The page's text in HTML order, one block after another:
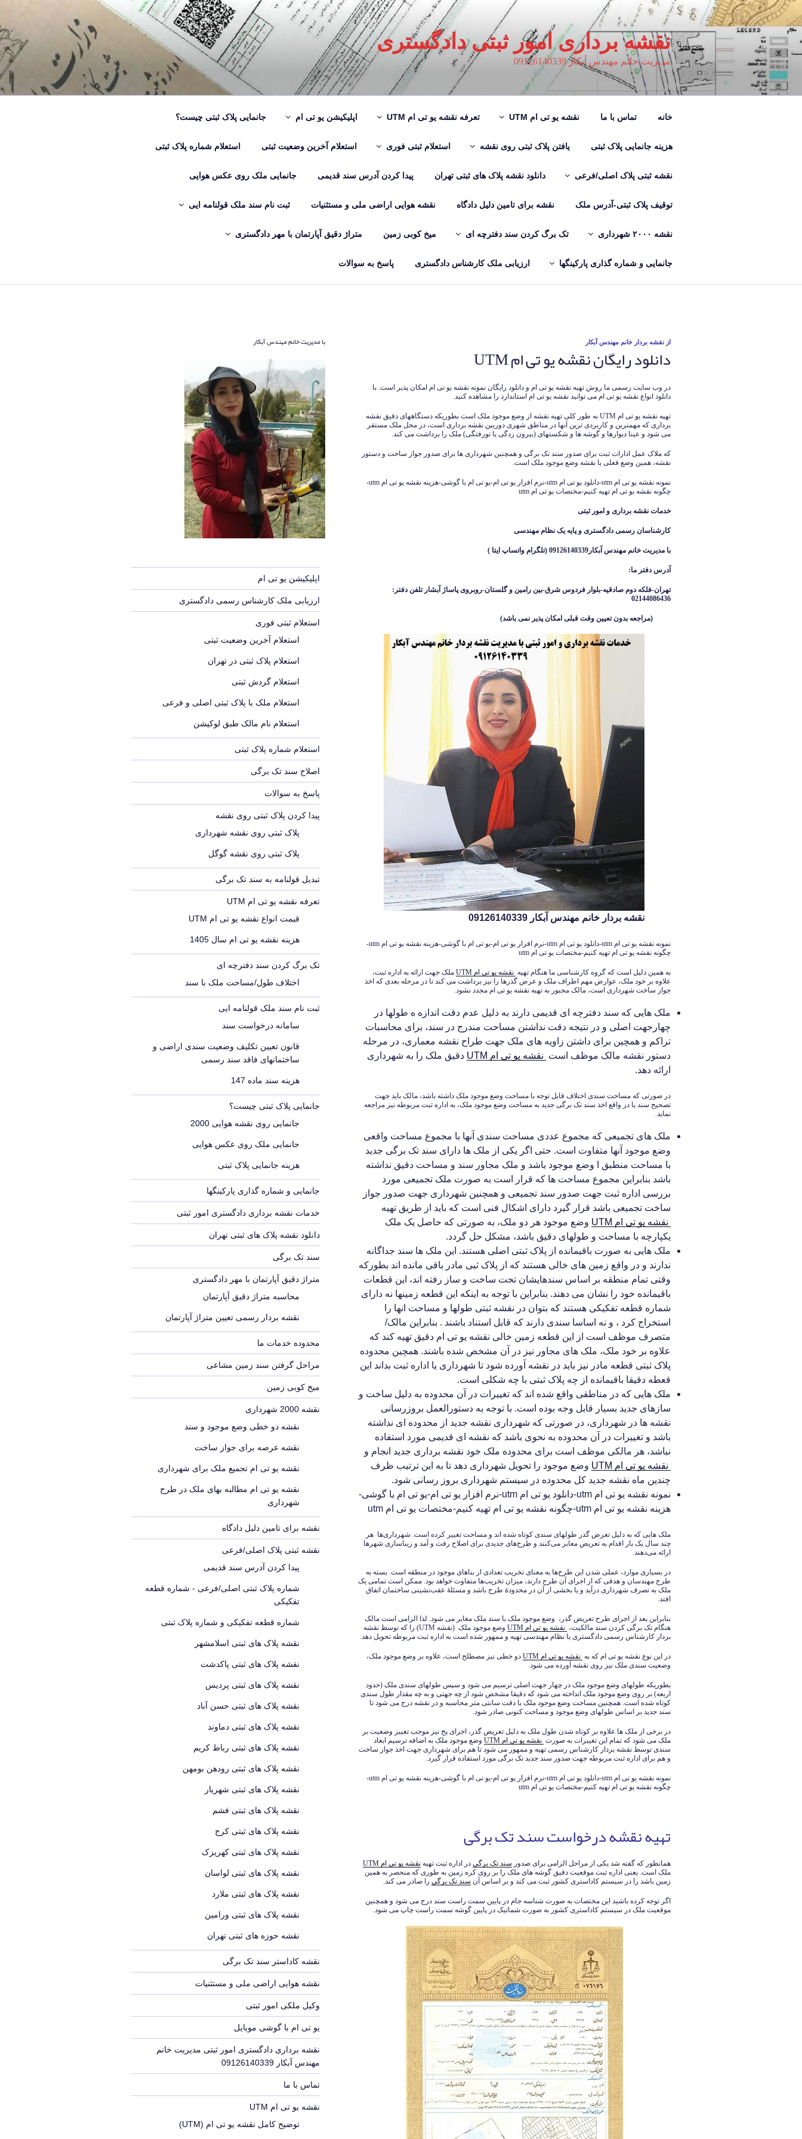
رفتن
به
محتوا
نقشه برداری امور ثبتی دادگستری
مدیریت خانم مهندس آبکار 09126140339
خانه تماس با ما نقشه یو تی ام UTM تعرفه نقشه یو تی ام UTM اپلیکیشن یو تی ام جانمایی پلاک ثبتی چیست؟
هزینه جانمایی پلاک ثبتی یافتن پلاک ثبتی روی نقشه استعلام ثبتی فوری استعلام آخرین وضعیت ثبتی استعلام شماره پلاک ثبتی
نقشه ثبتی پلاک اصلی/فرعی دانلود نقشه پلاک های ثبتی تهران پیدا کردن آدرس سند قدیمی جانمایی ملک روی عکس هوایی
توقیف پلاک ثبتی-آدرس ملک نقشه برای تامین دلیل دادگاه نقشه هوایی اراضی ملی و مستثنیات ثبت نام سند ملک قولنامه ایی
نقشه ۲۰۰۰ شهرداری تک برگ کردن سند دفترچه ای میخ کوبی زمین متراژ دقیق آپارتمان با مهر دادگستری
جانمایی و شماره گذاری پارکینگها ارزیابی ملک کارشناس دادگستری پاسخ به سوالات
نوشته‌شده
از نقشه بردار خانم مهندس آبکار
دانلود رایگان نقشه یو تی ام UTM
در وب سایت رسمی ما روش تهیه نقشه یو تی ام و دانلود رایگان نمونه نقشه یو تی ام امکان پذیر است. با
دانلود انواع نقشه یو تی ام می توانید نقشه یو تی ام استاندارد را مشاهده کنید.
تهیه نقشه یو تی ام UTM به طور کلی تهیه نقشه از وضع موجود ملک است بطوریکه دستگاههای دقیق نقشه
برداری که مهمترین و کاربردی ترین آنها در مناطق شهری دوربین نقشه برداری است، در محل ملک مستقر
می شود و عینا دیوارها و گوشه ها و شکستهای (بیرون زدگی یا تورفتگی) ملک را برداشت می کند.
که ملاک عمل ادارات ثبت برای صدور سند تک برگی و همچنین شهرداری ها برای صدور جواز ساخت و دستور
نقشه، همین وضع فعلی یا نقشه وضع موجود ملک است.
نمونه نقشه یو تی ام utm-دانلود یو تی ام utm-نرم افزار یو تی ام-یو تی ام با گوشی-هزینه نقشه یو تی ام utm-
چگونه نقشه یو تی ام تهیه کنیم-مختصات یو تی ام utm
خدمات نقشه برداری و امور ثبتی
کارشناسان رسمی دادگستری و پایه یک نظام مهندسی
با مدیریت خانم مهندس آبکار09126140339 (تلگرام واتساپ ایتا )
آدرس دفتر ما:
تهران-فلکه دوم صادقیه-بلوار فردوس شرق-بین رامین و گلستان-روبروی پاساژ آبشار تلفن دفتر:
02144086436
(مراجعه بدون تعیین وقت قبلی امکان پذیر نمی باشد)
نقشه بردار خانم مهندس آبکار 09126140339
نمونه نقشه یو تی ام utm-دانلود یو تی ام utm-نرم افزار یو تی ام-یو تی ام با گوشی-هزینه نقشه یو تی ام utm-
چگونه نقشه یو تی ام تهیه کنیم-مختصات یو تی ام utm
به همین دلیل است که گروه کارشناسی ما هنگام تهیه نقشه یو تی ام UTM ملک جهت ارائه به اداره ثبت،
علاوه بر خود ملک، عوارض مهم اطراف ملک و عرض گذرها را نیز برداشت می کند تا در مرحله بعدی که اخذ
جواز ساخت شهرداری است، مالک مجبور به تهیه نقشه یو تی ام مجدد نشود.
ملک هایی که سند دفترچه ای قدیمی دارند به دلیل عدم دقت اندازه ه طولها در
چهارجهت اصلی و در نتیجه دقت نداشتن مساحت مندرج در سند، برای محاسبات
تراکم و همچین برای داشتن زاویه های ملک جهت طراح نقشه معماری، در مرحله
دستور نقشه مالک موظف است نقشه یو تی ام UTM دقیق ملک را به شهرداری
ارائه دهد.
در صورتی که مساحت سندی اختلاف قابل توجه با مساحت وضع موجود ملک داشته باشد، مالک باید جهت
تصحیح سند یا در واقع اخذ سند تک برگی جدید به مساحت وضع موجود ملک، به اداره ثبت مربوطه نیز مراجعه
نماید.
ملک های تجمیعی که مجموع عددی مساحت سندی آنها با مجموع مساحت واقعی
وضع موجود آنها متفاوت است. حتی اگر یکی از ملک ها دارای سند تک برگی جدید
با مساحت منطبق ا وضع موجود باشد و ملک مجاور سند و مساحت دقیق نداشته
باشد بنابراین مجموع مساحت ها که قرار است به صورت ملک تجمیعی مورد
بررسی اداره ثبت جهت صدور سند تجمیعی و همچنین شهرداری جهت صدور جواز
ساخت تجمیعی باشد قرار گیرد دارای اشکال فنی است که باید از طریق تهیه
نقشه یو تی ام UTM
وضع موجود هر دو ملک، به صورتی که حاصل یک ملک
یکپارچه با مساحت و طولهای دقیق باشد، مشکل حل گردد.
ملک هایی به صورت باقیمانده از پلاک ثبتی اصلی هستند. این ملک ها سند جداگانه
ندارند و در واقع زمین های خالی هستند که از پلاک ثبی مادر باقی مانده اند بطورکه
وقتی تمام منطقه بر اساس سندهایشان تحت ساخت و ساز رفته اند، این قطعات
باقیمانده خود را نشان می دهند. بنابراین با توجه به اینکه این قطعه زمینها نه دارای
شماره قطعه تفکیکی هستند که بتوان در نقشه ثبتی طولها و مساحت انها را
استخراج کرد ، و نه اساسا سندی دارند که قابل استناد باشند . بنابراین مالک/
متصرف موظف است از این قطعه زمین خالی نقشه یو تی ام دقیق تهیه کند که
علاوه بر خود ملک، ملک های مجاور نیز در آن مشخص شده باشند. همچین محدوده
پلاک ثبتی قطعه مادر نیز باید در نقشه آورده شود تا شهرداری یا اداره ثبت بداند این
قعطه دقیقا باقیمانده از چه پلاک ثبتی با چه شکلی است.
ملک هایی که در مناطقی واقع شده اند که تغییرات در آن محدوده به دلیل ساخت و
سازهای جدید بسیار قابل وجه بوده است. با توجه به دستورالعمل بروزرسانی
نقشه ها در شهرداری، در صورتی که شهرداری نقشه جدید از محدوده ای نداشته
باشد و تغییرات در آن محدوده به نحوی باشد که نقشه ای قدیمی مورد استفاده
نباشد، هر مالکی موظف است برای محدوده ملک خود نقشه برداری جدید انجام و
نقشه یو تی ام UTM
وضع موجود را تحویل شهرداری دهد تا به این ترتیب ظرف
چندین ماه نقشه جدید کل محدوده در سیستم شهرداری بروز رسانی شود.
نمونه نقشه یو تی ام utm-دانلود یو تی ام utm-نرم افزار یو تی ام-یو تی ام با گوشی-
هزینه نقشه یو تی ام utm-چگونه نقشه یو تی ام تهیه کنیم-مختصات یو تی ام utm
ملک هایی که به دلیل تعرض گذر طولهای سندی کوتاه شده اند و مساحت تغییر کرده است. شهرداری‌ها هر
چند سال یک بار اقدام به تعریض معابر می‌کنند و طرح‌های جدیدی برای اصلاح رفت و آمد و زیباسازی شهرها
ارائه می‌دهند.
در بسیاری موارد، عملی شدن این طرح‌ها به معنای تخریب تعدادی از بناهای موجود در منطقه است. بسته به
طرح مهندسان و هدفی که از اجرای آن طرح دارند، میزان تخریب‌ها متفاوت خواهد بود. ممکن است تمامی یک
ملک به تصرف شهرداری درآید و یا بخشی از آن در محدودۀ طرح باشد و مسئلۀ عقب‌نشینی ساختمان اتفاق
افتد.
بنابراین بعد از اجرای طرح تعریض گذر، وضع موجود ملک با سند ملک مغایر می شود. لذا الزامی است مالک
هنگام تک برگی کردن سند مالکیت، نقشه یو تی ام UTM
وضع موجود ملک (نقشه UTM) را که توسط نقشه
بردار کارشناس رسمی دادگستری یا نظام مهندسی تهیه و ممهور شده است به اداره ثبت مربوطه تحویل دهد.
در این نوع نقشه یو تی ام که به نقشه یو تی ام UTM
دو خطی نیز مصطلح است، علاوه بر وضع موجود ملک،
وضعیت سندی ملک نیز روی نقشه آورده می شود.
بطوریکه طولهای وضع موجود ملک در چهار جهت اصلی ترسیم می شود و سپس طولهای سندی ملک (حدود
اربعه) بر روی وضع موجود ملک انداخته می شود که دقیقا مشخص شود از چه جهتی و به چه مقدار طول سندی
کوتاه شده است. همچنین مساحت وضع موجود ملک با دقت سانتی متر محاسبه و در نقشه درج می شود تا
سند جدید بر اساس طولهای وضع موجود و مساحت کنونی صادر شود.
در برخی از ملک ها علاوه بر کوتاه شدن طول ملک به دلیل تعریض گذر، اجرای پخ نیز موجب تغییر وضعیت بر
ملک می شود که تمام این تغییرات به صورت نقشه یو تی ام UTM
وضع موجود ملک به اضافه ترسیم ابعاد
سندی توسط نقشه بردار کارشناس رسمی تهیه و ممهور می شود تا هم برای شهرداری جهت اخذ جواز ساخت
و هم برای اداره ثبت مربوطه جهت صدور سند جدید تک برگی مورد استفاده قرار گیرد.
نمونه نقشه یو تی ام utm-دانلود یو تی ام utm-نرم افزار یو تی ام-یو تی ام با گوشی-هزینه نقشه یو تی ام utm-
چگونه نقشه یو تی ام تهیه کنیم-مختصات یو تی ام utm
تهیه نقشه درخواست سند تک برگی
همانطور که گفته شد یکی از مراحل الزامی برای صدور سند تک برگی در اداره ثبت تهیه نقشه یو تی ام UTM
ملک است. یعنی اداره ثبت موقعیت دقیق گوشه های ملک را بر روی کره زمین به طوری که منحصر به همین
زمین باشد را در سیستم کاداستری کشور ثبت می کند و بر اساس آن سند تک برگی را صادر می کند.
اگر توجه کرده باشید این مختصات به صورت شناسه جام در پایین سمت راست سند درج می شود و همچنین
موقعیت ملک در سیستم کاداستری کشور به صورت شماتیک در پایین گوشه سمت راست چاپ می شود.
با مدیریت خانم مهندس آبکار
اپلیکیشن یو تی ام
ارزیابی ملک کارشناس رسمی دادگستری
استعلام ثبتی فوری
استعلام آخرین وضعیت ثبتی
استعلام پلاک ثبتی در تهران
استعلام گردش ثبتی
استعلام ملک با پلاک ثبتی اصلی و فرعی
استعلام نام مالک طبق لوکیشن
استعلام شماره پلاک ثبتی
اصلاح سند تک برگی
پاسخ به سوالات
پیدا کردن پلاک ثبتی روی نقشه
پلاک ثبتی روی نقشه شهرداری
پلاک ثبتی روی نقشه گوگل
تبدیل قولنامه به سند تک برگی
تعرفه نقشه یو تی ام UTM
قیمت انواع نقشه یو تی ام UTM
هزینه نقشه یو تی ام سال 1405
تک برگ کردن سند دفترچه ای
اختلاف طول/مساحت ملک با سند
ثبت نام سند ملک قولنامه ایی
سامانه درخواست سند
قانون تعیین تکلیف وضعیت سندی اراضی و
ساختمانهای فاقد سند رسمی
هزینه سند ماده 147
جانمایی پلاک ثبتی چیست؟
جانمایی روی نقشه هوایی 2000
جانمایی ملک روی عکس هوایی
هزینه جانمایی پلاک ثبتی
جانمایی و شماره گذاری پارکینگها
خدمات نقشه برداری دادگستری امور ثبتی
دانلود نقشه پلاک های ثبتی تهران
سند تک برگی
متراژ دقیق آپارتمان با مهر دادگستری
محاسبه متراژ دقیق آپارتمان
نقشه بردار رسمی تعیین متراژ آپارتمان
محدوده خدمات ما
مراحل گرفتن سند زمین مشاعی
میخ کوبی زمین
نقشه 2000 شهرداری
نقشه دو خطی وضع موجود و سند
نقشه عرصه برای جواز ساخت
نقشه یو تی ام تجمیع ملک برای شهرداری
نقشه یو تی ام مطالبه بهای ملک در طرح
شهرداری
نقشه برای تامین دلیل دادگاه
نقشه ثبتی پلاک اصلی/فرعی
پیدا کردن آدرس سند قدیمی
شماره پلاک ثبتی اصلی/فرعی - شماره قطعه
تفکیکی
شماره قطعه تفکیکی و شماره پلاک ثبتی
نقشه پلاک های ثبتی اسلامشهر
نقشه پلاک های ثبتی پاکدشت
نقشه پلاک های ثبتی پردیس
نقشه پلاک های ثبتی حسن آباد
نقشه پلاک های ثبتی دماوند
نقشه پلاک های ثبتی رباط کریم
نقشه پلاک های ثبتی رودهن بومهن
نقشه پلاک های ثبتی شهریار
نقشه پلاک های ثبتی فشم
نقشه پلاک های ثبتی کرج
نقشه پلاک های ثبتی کهریزک
نقشه پلاک های ثبتی لواسان
نقشه پلاک های ثبتی ملارد
نقشه پلاک های ثبتی ورامین
نقشه حوزه های ثبتی تهران
نقشه کاداستر سند تک برگی
نقشه هوایی اراضی ملی و مستثنیات
وکیل ملکی امور ثبتی
یو تی ام با گوشی موبایل
نقشه برداری دادگستری امور ثبتی مدیریت خانم
مهندس آبکار 09126140339
تماس با ما
نقشه یو تی ام UTM
توضیح کامل نقشه یو تی ام (UTM)